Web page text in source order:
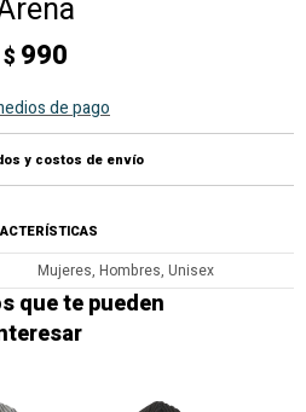
$ 990
de pago
y costos de envío
Mujeres, Hombres, Unisex
que te pueden